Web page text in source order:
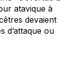
atavique à
devaient
d’attaque ou